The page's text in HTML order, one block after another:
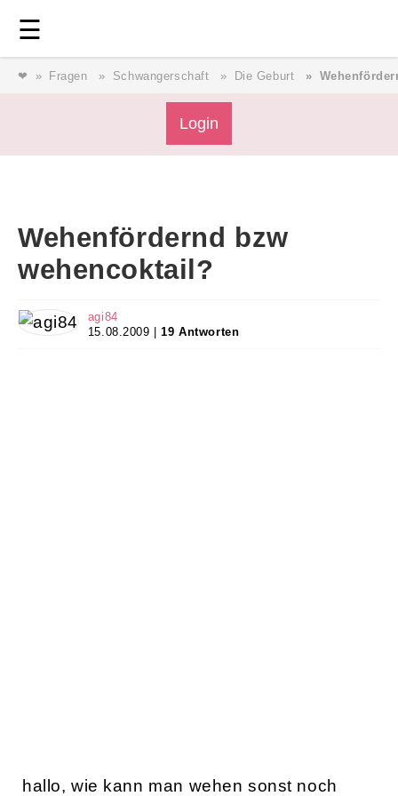
☰
❤ Fragen Schwangerschaft Die Geburt
Login
Wehenfördernd bzw
wehencoktail?
agi84
15.08.2009 |19 Antworten
hallo, wie kann man wehen sonst noch
Forum